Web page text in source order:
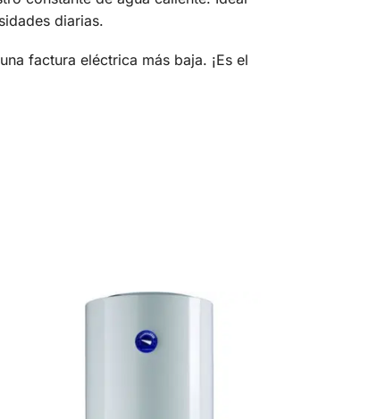
diarias.
factura eléctrica más baja. ¡Es el